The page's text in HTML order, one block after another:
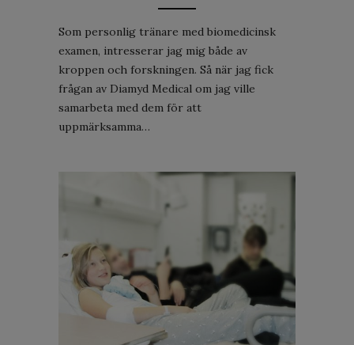
Som personlig tränare med biomedicinsk
examen, intresserar jag mig både av
kroppen och forskningen. Så när jag fick
frågan av Diamyd Medical om jag ville
samarbeta med dem för att
uppmärksamma…